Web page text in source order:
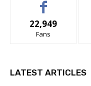
22,949
Fans
LATEST ARTICLES